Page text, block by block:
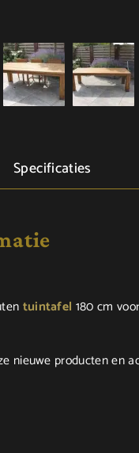
Specificaties
tuintafel 180 cm
nieuwe producten en